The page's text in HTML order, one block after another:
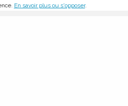
En savoir plus ou s'opposer.